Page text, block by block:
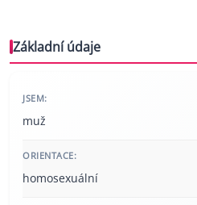
Základní údaje
JSEM:
muž
ORIENTACE:
homosexuální